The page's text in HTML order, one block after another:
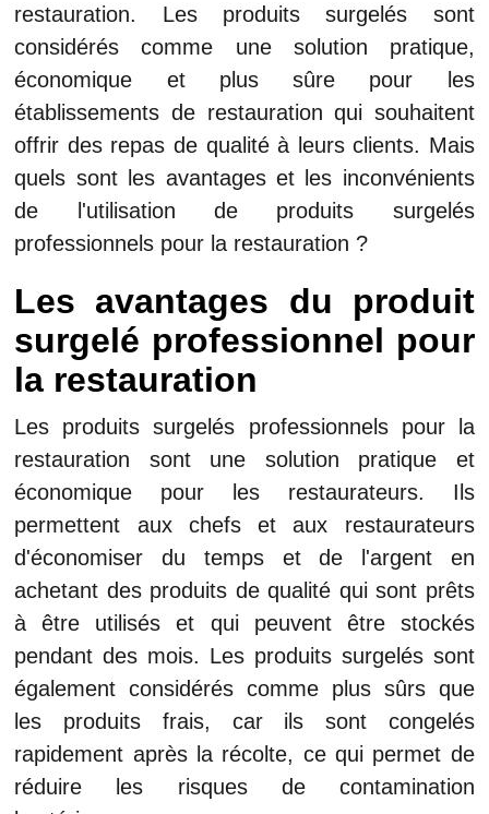
restauration. Les produits surgelés sont
considérés comme une solution pratique,
économique et plus sûre pour les
établissements de restauration qui souhaitent
offrir des repas de qualité à leurs clients. Mais
quels sont les avantages et les inconvénients
de l'utilisation de produits surgelés
professionnels pour la restauration ?
Les avantages du produit
surgelé professionnel pour
la restauration
Les produits surgelés professionnels pour la
restauration sont une solution pratique et
économique pour les restaurateurs. Ils
permettent aux chefs et aux restaurateurs
d'économiser du temps et de l'argent en
achetant des produits de qualité qui sont prêts
à être utilisés et qui peuvent être stockés
pendant des mois. Les produits surgelés sont
également considérés comme plus sûrs que
les produits frais, car ils sont congelés
rapidement après la récolte, ce qui permet de
réduire les risques de contamination